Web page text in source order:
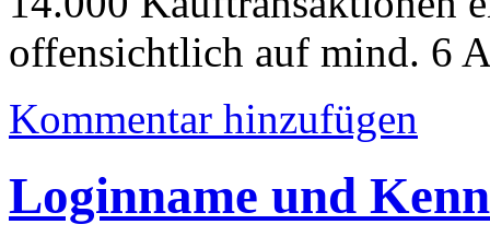
offensichtlich auf mind. 6
Kommentar hinzufügen
Loginname und